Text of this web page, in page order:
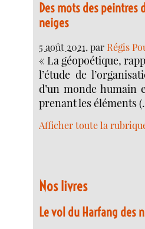
Des mots des peintres
neiges
5 août 2021, par Régis
« La géopoétique,
l’étude de
d’un monde humain
prenant les éléments
Afficher toute la
Nos livres
Le vol du Harfang des